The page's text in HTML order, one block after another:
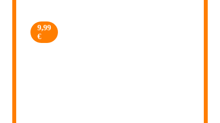
9,99
€